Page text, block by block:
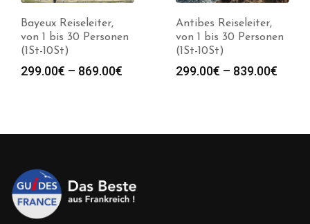
Bayeux Reiseleiter,
von 1 bis 30 Personen
(1St-10St)
299.00€ – 869.00€ Preisspanne:
Antibes Reiseleiter,
von 1 bis 30 Personen
(1St-10St)
299.00€ – 839.00€